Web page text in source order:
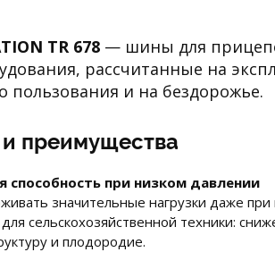
TR 678 — шины для
рассчитанные на
пользования и на бездорожье.
преимущества
способность при низком давлении
значительные нагрузки даже
сельскохозяйственной техники:
и плодородие.